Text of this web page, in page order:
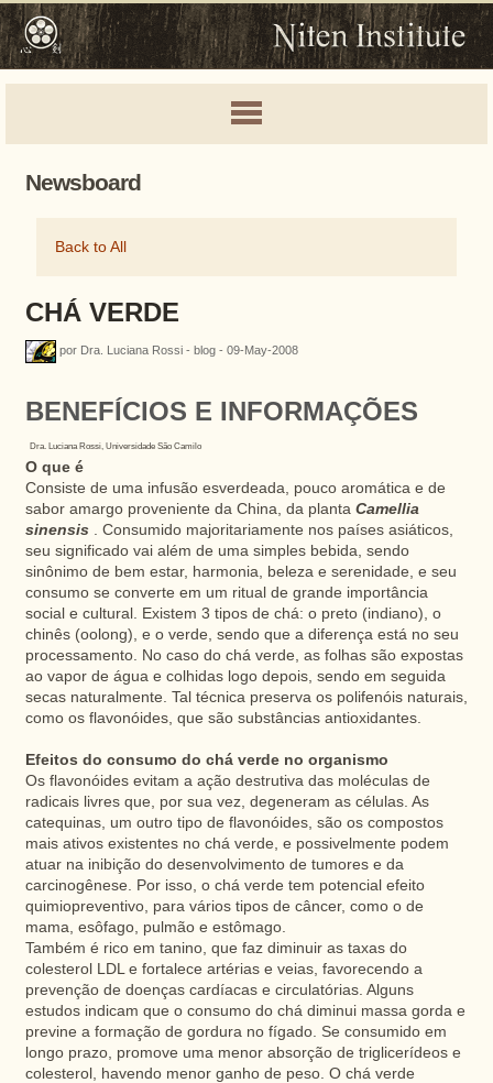
Newsboard
Back to All
CHÁ VERDE
por Dra. Luciana Rossi - blog - 09-May-2008
BENEFÍCIOS E INFORMAÇÕES
Dra. Luciana Rossi, Universidade São Camilo
O que é
Consiste de uma infusão esverdeada, pouco aromática e de
sabor amargo proveniente da China, da planta Camellia
sinensis . Consumido majoritariamente nos países asiáticos,
seu significado vai além de uma simples bebida, sendo
sinônimo de bem estar, harmonia, beleza e serenidade, e seu
consumo se converte em um ritual de grande importância
social e cultural. Existem 3 tipos de chá: o preto (indiano), o
chinês (oolong), e o verde, sendo que a diferença está no seu
processamento. No caso do chá verde, as folhas são expostas
ao vapor de água e colhidas logo depois, sendo em seguida
secas naturalmente. Tal técnica preserva os polifenóis naturais,
como os flavonóides, que são substâncias antioxidantes.
Efeitos do consumo do chá verde no organismo
Os flavonóides evitam a ação destrutiva das moléculas de
radicais livres que, por sua vez, degeneram as células. As
catequinas, um outro tipo de flavonóides, são os compostos
mais ativos existentes no chá verde, e possivelmente podem
atuar na inibição do desenvolvimento de tumores e da
carcinogênese. Por isso, o chá verde tem potencial efeito
quimiopreventivo, para vários tipos de câncer, como o de
mama, esôfago, pulmão e estômago.
Também é rico em tanino, que faz diminuir as taxas do
colesterol LDL e fortalece artérias e veias, favorecendo a
prevenção de doenças cardíacas e circulatórias. Alguns
estudos indicam que o consumo do chá diminui massa gorda e
previne a formação de gordura no fígado. Se consumido em
longo prazo, promove uma menor absorção de triglicerídeos e
colesterol, havendo menor ganho de peso. O chá verde